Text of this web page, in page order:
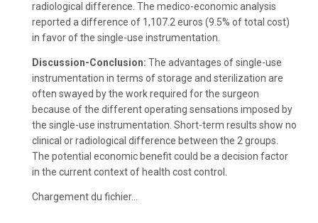
radiological difference. The medico-economic analysis
reported a difference of 1,107.2 euros (9.5% of total cost)
in favor of the single-use instrumentation.
Discussion-Conclusion: The advantages of single-use
instrumentation in terms of storage and sterilization are
often swayed by the work required for the surgeon
because of the different operating sensations imposed by
the single-use instrumentation. Short-term results show no
clinical or radiological difference between the 2 groups.
The potential economic benefit could be a decision factor
in the current context of health cost control.
Chargement du fichier...